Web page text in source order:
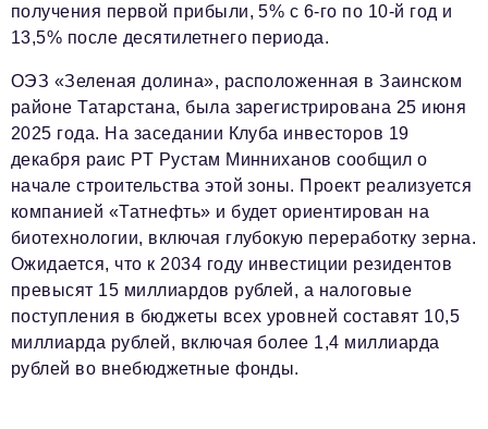
получения первой прибыли, 5% с 6-го по 10-й год и
13,5% после десятилетнего периода.
ОЭЗ «Зеленая долина», расположенная в Заинском
районе Татарстана, была зарегистрирована 25 июня
2025 года. На заседании Клуба инвесторов 19
декабря раис РТ Рустам Минниханов сообщил о
начале строительства этой зоны. Проект реализуется
компанией «Татнефть» и будет ориентирован на
биотехнологии, включая глубокую переработку зерна.
Ожидается, что к 2034 году инвестиции резидентов
превысят 15 миллиардов рублей, а налоговые
поступления в бюджеты всех уровней составят 10,5
миллиарда рублей, включая более 1,4 миллиарда
рублей во внебюджетные фонды.